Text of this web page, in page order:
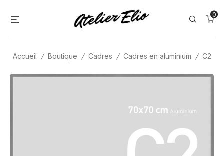
Search0
Accueil / Boutique / Cadres / Cadres en aluminium / C2